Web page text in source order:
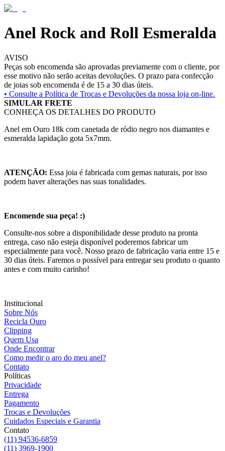
Anel Rock and Roll Esmeralda
AVISO
Peças sob encomenda são aprovadas previamente com o cliente, por
esse motivo não serão aceitas devoluções. O prazo para confecção
de joias sob encomenda é de 15 a 30 dias úteis.
• Consulte a Política de Trocas e Devoluções da nossa loja on-line.
SIMULAR FRETE
CONHEÇA OS DETALHES DO PRODUTO
Anel em Ouro 18k com canetada de ródio negro nos diamantes e
esmeralda lapidação gota 5x7mm.
ATENÇÃO: Essa joia é fabricada com gemas naturais, por isso
podem haver alterações nas suas tonalidades.
Encomende sua peça! :)
Consulte-nos sobre a disponibilidade desse produto na pronta
entrega, caso não esteja disponível poderemos fabricar um
especialmente para você. Nosso prazo de fabricação varia entre 15 e
30 dias úteis. Faremos o possível para entregar seu produto o quanto
antes e com muito carinho!
Institucional
Sobre Nós
Recicla Ouro
Clipping
Quem Usa
Onde Encontrar
Como medir o aro do meu anel?
Contato
Políticas
Privacidade
Entrega
Pagamento
Trocas e Devoluções
Cuidados Especiais e Garantia
Contato
(11) 94536-6859
(11) 3969-1900